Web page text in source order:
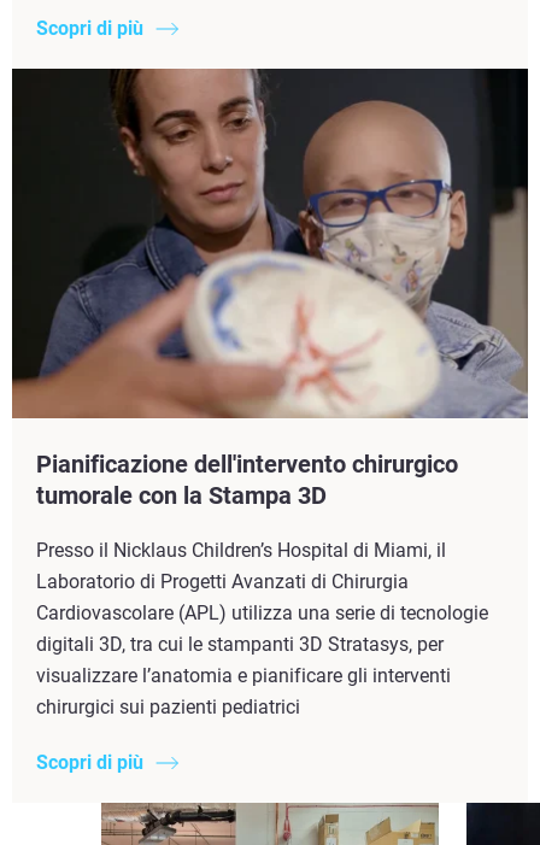
Scopri di più
Pianificazione dell'intervento chirurgico
tumorale con la Stampa 3D
Presso il Nicklaus Children’s Hospital di Miami, il
Laboratorio di Progetti Avanzati di Chirurgia
Cardiovascolare (APL) utilizza una serie di tecnologie
digitali 3D, tra cui le stampanti 3D Stratasys, per
visualizzare l’anatomia e pianificare gli interventi
chirurgici sui pazienti pediatrici
Scopri di più